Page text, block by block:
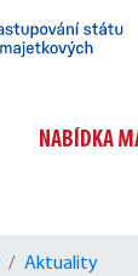
NABÍDKA
Aktuality